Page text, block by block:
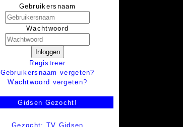
Gebruikersnaam
Wachtwoord
Inloggen
Registreer
Gebruikersnaam vergeten?
Wachtwoord vergeten?
Gidsen Gezocht!
Gezocht: TV Gidsen